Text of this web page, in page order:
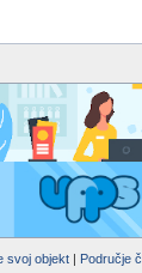
svoj objekt| Područje